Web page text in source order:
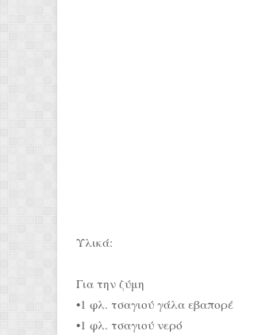
Υλικά:
Για την ζύμη
•1 φλ. τσαγιού γάλα εβαπορέ
•1 φλ. τσαγιού νερό